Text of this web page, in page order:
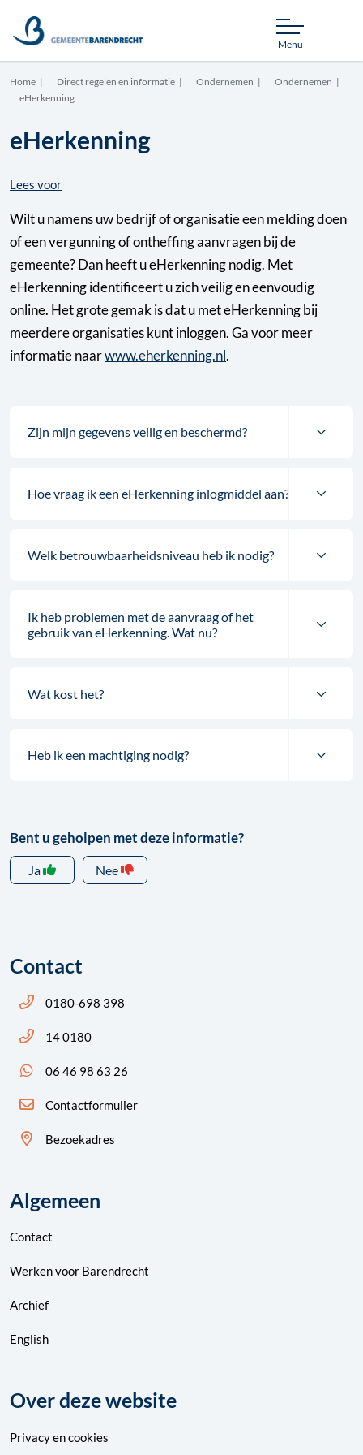
Menu
Home Direct regelen en informatie Ondernemen
Ondernemen
eHerkenning
eHerkenning
Lees voor
Wilt u namens uw bedrijf of organisatie een melding doen
of een vergunning of ontheffing aanvragen bij de
gemeente? Dan heeft u eHerkenning nodig. Met
eHerkenning identificeert u zich veilig en eenvoudig
online. Het grote gemak is dat u met eHerkenning bij
meerdere organisaties kunt inloggen. Ga voor meer
informatie naarwww.eherkenning.nl.
Zijn mijn gegevens veilig en beschermd?
Hoe vraag ik een eHerkenning inlogmiddel aan?
Welk betrouwbaarheidsniveau heb ik nodig?
Ik heb problemen met de aanvraag of het
gebruik van eHerkenning. Wat nu?
Wat kost het?
Heb ik een machtiging nodig?
Bent u geholpen met deze informatie?
Ja Nee
Contact
Bel ons: 14 0180
0180-698 398
Bel ons: 14 0180
14 0180
App ons: 06 46 98 63 26 (WhatsApp)
06 46 98 63 26
Contactformulier
Bezoekadres
Algemeen
Contact
Werken voor Barendrecht
Archief
English
Over deze website
Privacyencookies